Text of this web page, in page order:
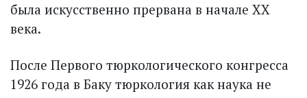
была искусственно прервана в начале ХХ
века.
После Первого тюркологического конгресса
1926 года в Баку тюркология как наука не